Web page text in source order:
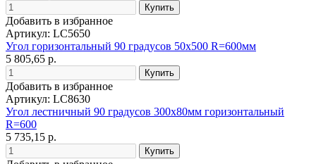
Добавить в избранное
Артикул: LC5650
Угол горизонтальный 90 градусов 50x500 R=600мм
5 805,65 р.
Добавить в избранное
Артикул: LC8630
Угол лестничный 90 градусов 300х80мм горизонтальный
R=600
5 735,15 р.